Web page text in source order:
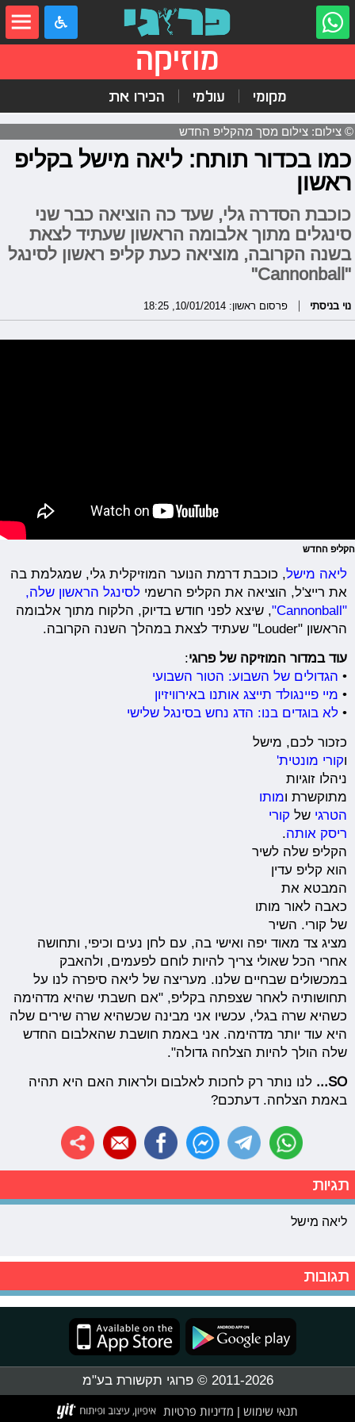
מוזיקה
מקומי עולמי הכירו את
© צילום: צילום מסך מהקליפ החדש
כמו בכדור תותח: ליאה מישל בקליפ
ראשון
כוכבת הסדרה גלי, שעד כה הוציאה כבר שני
סינגלים מתוך אלבומה הראשון שעתיד לצאת
בשנה הקרובה, מוציאה כעת קליפ ראשון לסינגל
"Cannonball"
נוי בניסתי פרסום ראשון: 10/01/2014, 18:25
הקליפ החדש
ליאה מישל, כוכבת דרמת הנוער המוזיקלית גלי, שמגלמת בה
את רייצ'ל, הוציאה את הקליפ הרשמילסינגל הראשון שלה,
"Cannonball"
, שיצא לפני חודש בדיוק, הלקוח מתוך אלבומה
הראשון "Louder" שעתיד לצאת במהלך השנה הקרובה.
עוד במדור המוזיקה של פרוגי:
• הגדולים של השבוע: הטור השבועי
• מיי פיינגולד תייצג אותנו באירוויזיון
•לא בוגדים בנו: הדג נחש בסינגל שלישי
כזכור לכם, מישל
וקורי מונטית'
ניהלו זוגיות
מתוקשרת ומותו
הטרגי של קורי
ריסק אותה.
הקליפ שלה לשיר
הוא קליפ עדין
המבטא את
כאבה לאור מותו
של קורי. השיר
מציג צד מאוד יפה ואישי בה, עם לחן נעים וכיפי, ותחושה
אחרי הכל שאולי צריך להיות לוחם לפעמים, ולהאבק
במכשולים שבחיים שלנו. מעריצה של ליאה סיפרה לנו על
תחושותיה לאחר שצפתה בקליפ, "אם חשבתי שהיא מדהימה
כשהיא שרה בגלי, עכשיו אני מבינה שכשהיא שרה שירים שלה
היא עוד יותר מדהימה. אני באמת חושבת שהאלבום החדש
שלה הולך להיות הצלחה גדולה".
SO...
לנו נותר רק לחכות לאלבום ולראות האם היא תהיה
באמת הצלחה. דעתכם?
תגיות
ליאה מישל
תגובות
2011-2026 © פרוגי תקשורת בע"מ
תנאי שימוש מדיניות פרטיות